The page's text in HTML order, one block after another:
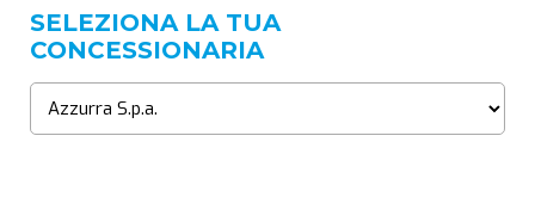
SELEZIONA LA TUA
CONCESSIONARIA